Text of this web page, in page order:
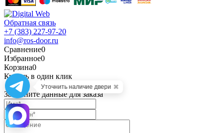
Уточнить наличие двери ✖
Обратная связь
+7 (383) 227-97-20
info@ros-door.ru
Сравнение0
Избранное0
Корзина0
Купить в один клик
Заполните данные для заказа